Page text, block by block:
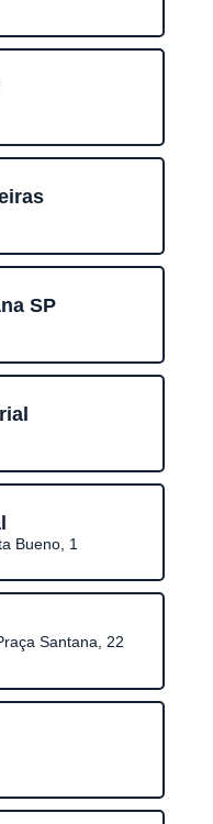
SP
Bueno, 1
Santana, 22